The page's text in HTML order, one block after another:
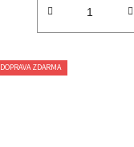
DOPRAVA ZDARMA